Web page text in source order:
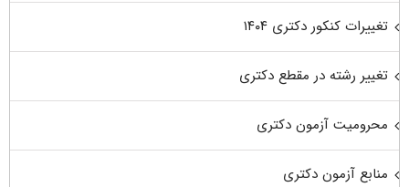
تغییرات کنکور دکتری ۱۴۰۴
تغییر رشته در مقطع دکتری
محرومیت آزمون دکتری
منابع آزمون دکتری